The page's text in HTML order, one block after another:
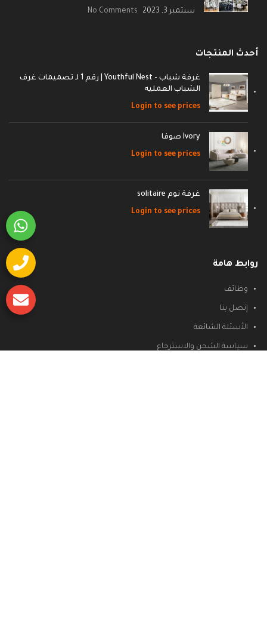
سبتمبر 3, 2023 No Comments
أحدث المنتجات
غرفة شباب - Youthful Nest | رقم 1 لـ تصميمات غرف
الشباب العمليه
Login to see prices
Ivory صوفا
Login to see prices
غرفة نوم solitaire
Login to see prices
روابط هامة
وظائف
إتصل بنا
الأسئلة الشائعة
سياسة الشحن والاسترجاع